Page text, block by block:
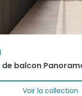
de balcon
Voir la collection